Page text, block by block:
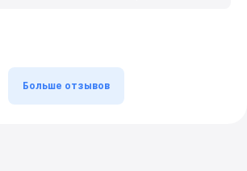
Больше отзывов